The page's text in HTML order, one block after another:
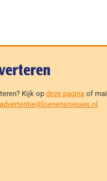
Kijk op deze pagina of mail
advertentie@loenensnieuws.nl